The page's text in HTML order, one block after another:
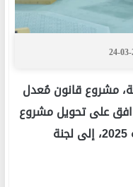
24-
مشروع قانون مُعدل
لسنة 2025، فيما وافق على تحويل مشروع
قانون ضريبة الأبنية والأراضي لسنة 2025، إلى لجنة